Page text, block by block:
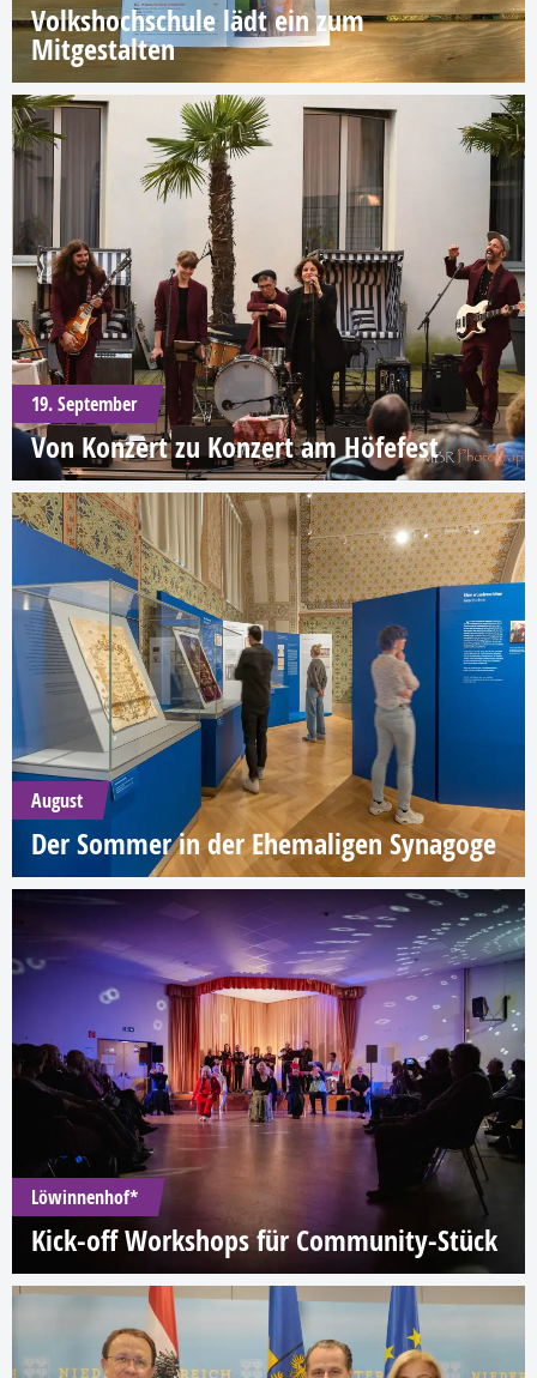
Volkshochschule lädt ein zum
Mitgestalten
19. September
Von Konzert zu Konzert am Höfefest
August
Der Sommer in der Ehemaligen Synagoge
Löwinnenhof*
Kick-off Workshops für Community-Stück